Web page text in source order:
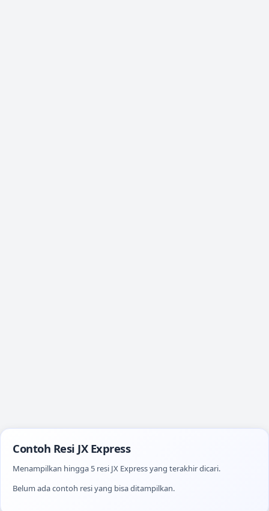
Contoh Resi JX Express
Menampilkan hingga 5 resi JX Express yang terakhir dicari.
Belum ada contoh resi yang bisa ditampilkan.